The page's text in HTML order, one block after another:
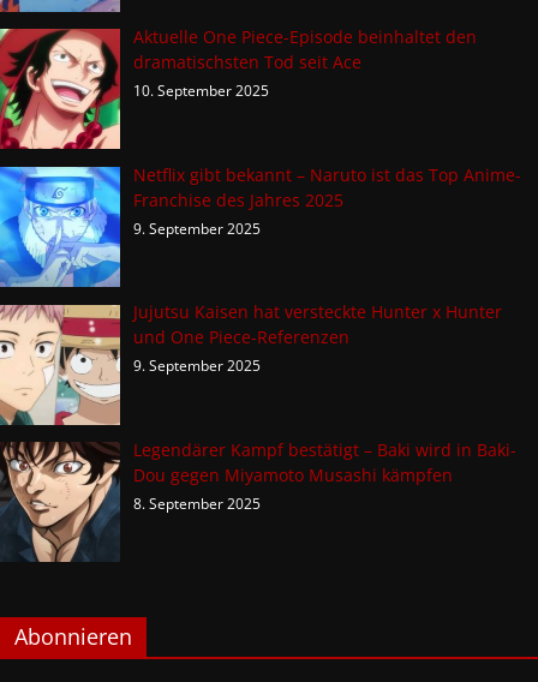
Aktuelle One Piece-Episode beinhaltet den
dramatischsten Tod seit Ace
10. September 2025
Netflix gibt bekannt – Naruto ist das Top Anime-
Franchise des Jahres 2025
9. September 2025
Jujutsu Kaisen hat versteckte Hunter x Hunter
und One Piece-Referenzen
9. September 2025
Legendärer Kampf bestätigt – Baki wird in Baki-
Dou gegen Miyamoto Musashi kämpfen
8. September 2025
Abonnieren